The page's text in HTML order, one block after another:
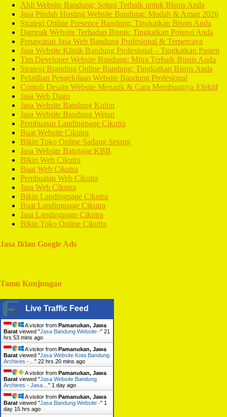
Ahli Website Bandung: Solusi Terbaik untuk Bisnis Anda
Jasa Pindah Hosting Website Bandung: Mudah & Aman 2026
Strategi Online Presence Bandung: Tingkatkan Bisnis Anda
Dampak Website Terhadap Bisnis: Tingkatkan Potensi Anda
Penawaran Jasa Web Bandung Profesional & Terpercaya
Jasa Website Klinik Bandung Profesional – Tingkatkan Pasien
Tim Developer Website Bandung: Mitra Terbaik Bisnis Anda
Strategi Branding Online Bandung: Tingkatkan Bisnis Anda
Pelatihan Pengelolaan Website Bandung Profesional
Contoh Desain Website Menarik & Cara Membuatnya Efektif
Jasa Web Dago
Jasa Website Bandung Kulon
Jasa Website Bandung Wetan
Pembuatan Landingpage Cikutra
Buat Website Cikutra
Bikin Toko Online Sadang Serang
Jasa Website Batujajar KBB
Bikin Web Cikutra
Buat Web Cikutra
Pembuatan Web Cikutra
Jasa Web Cikutra
Bikin Landingpage Cikutra
Buat Landingpage Cikutra
Jasa Landingpage Cikutra
Bikin Toko Online Cikutra
Jasa Iklan Google Ads
Tamu Kunjungan
Live Traffic Feed
A visitor from Pamanukan, Jawa
Barat viewed "Jasa Bandung Website -" 21
hrs 53 mins ago
A visitor from Pamanukan, Jawa
Barat viewed "Jasa Website Kota Bandung
Archives -…" 22 hrs 20 mins ago
A visitor from Pamanukan, Jawa
Barat viewed "Jasa Website Bandung
Archives - Jasa…" 1 day ago
A visitor from Pamanukan, Jawa
Barat viewed "Jasa Bandung Website -" 1
day 15 hrs ago